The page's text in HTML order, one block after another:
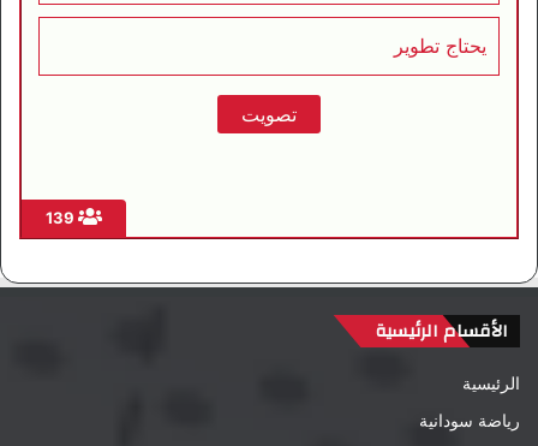
يحتاج تطوير
الأقسام الرئيسية
الرئيسية
رياضة سودانية